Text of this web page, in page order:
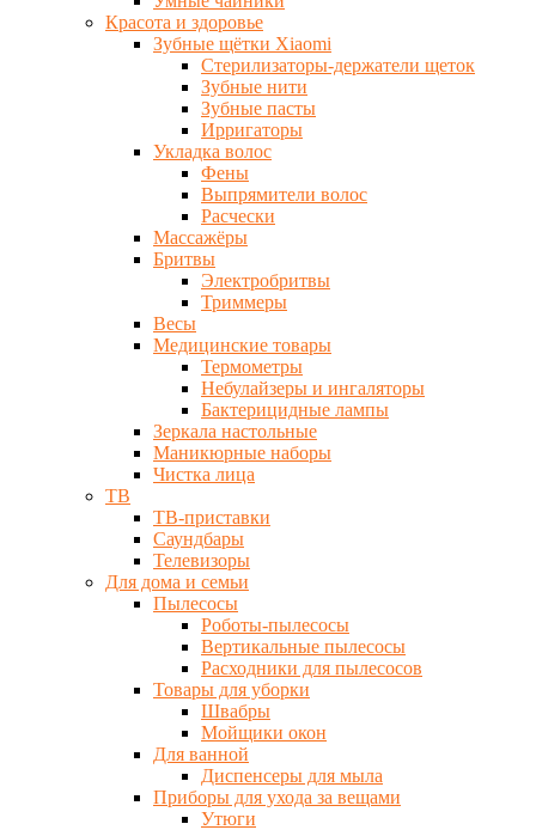
Красота и здоровье
Зубные щётки Xiaomi
Стерилизаторы-держатели щеток
Зубные нити
Зубные пасты
Ирригаторы
Укладка волос
Фены
Выпрямители волос
Расчески
Массажёры
Бритвы
Электробритвы
Триммеры
Весы
Медицинские товары
Термометры
Небулайзеры и ингаляторы
Бактерицидные лампы
Зеркала настольные
Маникюрные наборы
Чистка лица
ТВ
ТВ-приставки
Саундбары
Телевизоры
Для дома и семьи
Пылесосы
Роботы-пылесосы
Вертикальные пылесосы
Расходники для пылесосов
Товары для уборки
Швабры
Мойщики окон
Для ванной
Диспенсеры для мыла
Приборы для ухода за вещами
Утюги